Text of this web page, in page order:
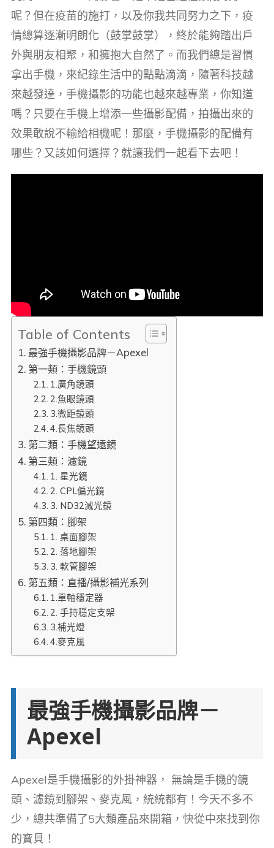
呢？但在疫苗的施打，以及你我共同努力之下，疫
情總算逐漸明朗化（鼓掌鼓掌），終於能夠踏出戶
外與朋友相聚，和擁抱大自然了。而我們總是習慣
拿出手機，來紀錄生活中的點點滴滴，隨著科技越
來越發達，手機攝影的功能也越來越專業，你知道
嗎？只要在手機上增添一些攝影配備，拍攝出來的
效果敢說不輸給相機呢！那麼，手機攝影的配備有
哪些？又該如何選擇？就讓我們一起看下去吧！
Table of Contents
最強手機攝影品牌－Apexel
第一類：手機鏡頭
1.廣角鏡頭
2.魚眼鏡頭
3.微距鏡頭
4.長焦鏡頭
第二類：手機望遠鏡
第三類：濾鏡
1. 星光鏡
2. CPL偏光鏡
3. ND32減光鏡
第四類：腳架
1. 桌面腳架
2. 落地腳架
3. 軟管腳架
第五類：直播/攝影補光系列
1.單軸穩定器
2. 手持穩定支架
3.補光燈
4.麥克風
最強手機攝影品牌－
Apexel
Apexel是手機攝影的外掛神器， 無論是手機的鏡
頭、濾鏡到腳架、麥克風，統統都有！今天不多不
少，總共準備了5大類產品來開箱，快從中來找到你
的寶貝！